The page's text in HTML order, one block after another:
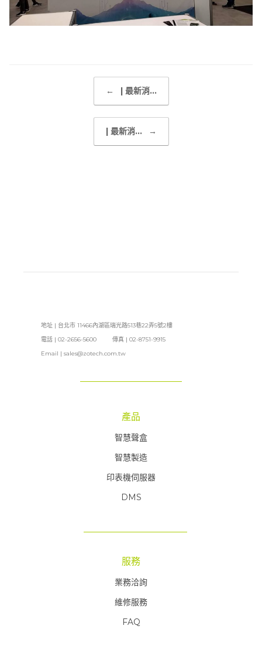
← | 最新消...
| 最新消... →
地址 | 台北市 11466內湖區瑞光路513巷22弄5號2樓
電話 | 02-2656-5600 傳真 | 02-8751-9915
Email | sales@zotech.com.tw
產品
智慧聲盒
智慧製造
印表機伺服器
DMS
服務
業務洽詢
維修服務
FAQ